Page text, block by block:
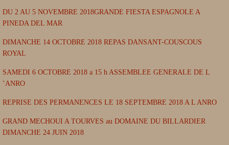
DU 2 AU 5 NOVEMBRE 2018GRANDE FIESTA ESPAGNOLE A
PINEDA DEL MAR
DIMANCHE 14 OCTOBRE 2018 REPAS DANSANT-COUSCOUS
ROYAL
SAMEDI 6 OCTOBRE 2018 a 15 h ASSEMBLEE GENERALE DE L
’ANRO
REPRISE DES PERMANENCES LE 18 SEPTEMBRE 2018 A L ANRO
GRAND MECHOUI A TOURVES au DOMAINE DU BILLARDIER
DIMANCHE 24 JUIN 2018